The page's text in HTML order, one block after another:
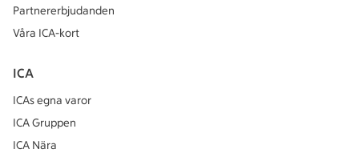
Partnererbjudanden
Våra ICA-kort
ICA
ICAs egna varor
ICA Gruppen
ICA Nära